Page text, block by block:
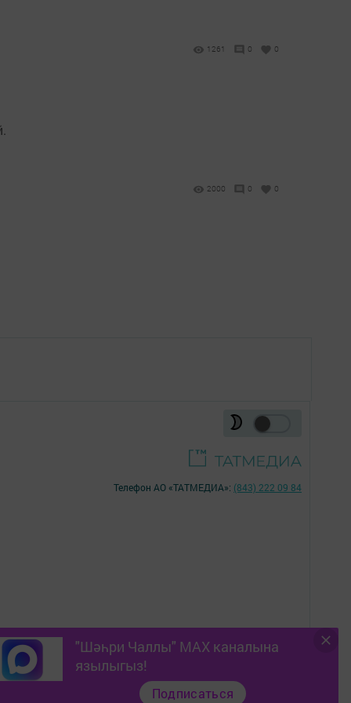
1261 0 0
2000 0 0
"Шәһри Чаллы" MAX каналына
язылыгыз!
Подписаться
Телефон АО «ТАТМЕДИА»: (843) 222 09 84